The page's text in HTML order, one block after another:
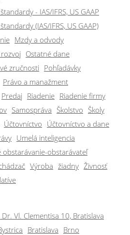
- IAS/IFRS, US GAAP
(IAS/IFRS, US GAAP)
Mzdy a odvody
Ostatné dane
zručnosti
Pohľadávky
Právo a manažment
Predaj Riadenie Riadenie firmy
Samospráva Školstvo Školy
Účtovníctvo Účtovníctvo a dane
Umelá inteligencia
obstarávanie-obstarávateľ
Výroba žiadny Živnosť
Dr. Vl. Clementisa 10, Bratislava
Bratislava Brno